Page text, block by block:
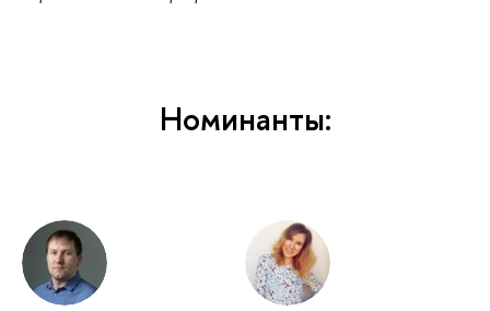
Номинанты: